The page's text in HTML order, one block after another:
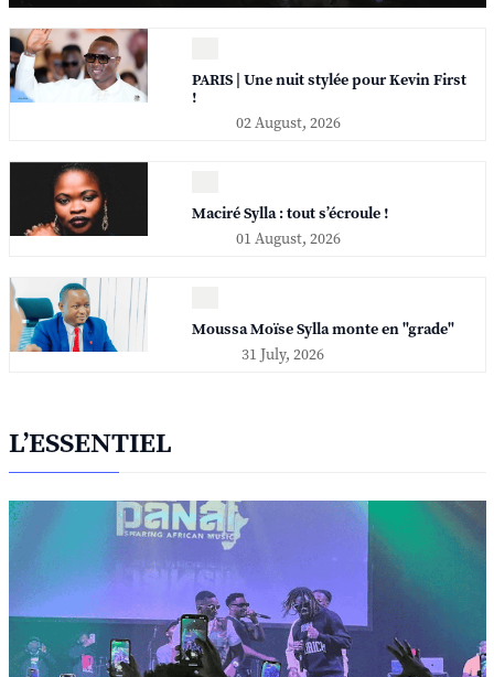
PARIS | Une nuit stylée pour Kevin First
!
02 August, 2026
Maciré Sylla : tout s’écroule !
01 August, 2026
Moussa Moïse Sylla monte en "grade"
31 July, 2026
L’ESSENTIEL